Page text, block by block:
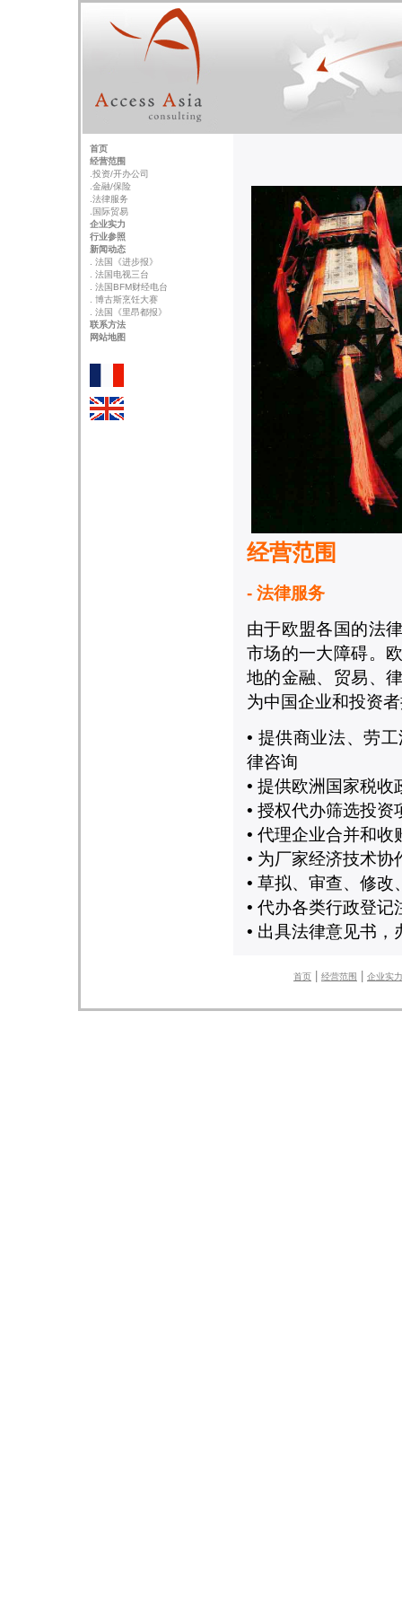
首页
经营范围
.投资/开办公司
.金融/保险
.法律服务
.国际贸易
企业实力
行业参照
新闻动态
. 法国《进步报》
. 法国电视三台
. 法国BFM财经电台
. 博古斯烹饪大赛
. 法国《里昂都报》
联系方法
网站地图
经营范围
- 法律服务
由于欧盟各国的法
市场的一大障碍。
地的金融、贸易、
为中国企业和投资
• 提供商业法、劳
律咨询
• 提供欧洲国家税收
• 授权代办筛选投
• 代理企业合并和收
• 为厂家经济技术
• 草拟、审查、修
• 代办各类行政登记
• 出具法律意见书，
首页 经营范围 企业实力